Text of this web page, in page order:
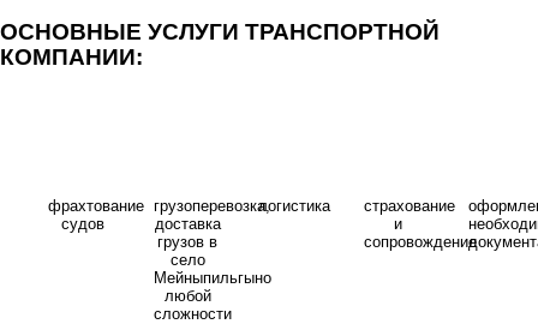
ОСНОВНЫЕ УСЛУГИ ТРАНСПОРТНОЙ
КОМПАНИИ:
фрахтование
судов
грузоперевозка,
доставка
грузов в
село
Мейныпильгыно
любой
сложности
логистика
страхование
и
сопровождение